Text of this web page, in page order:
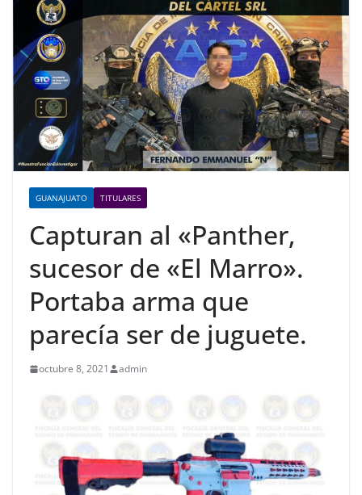
GUANAJUATO TITULARES
Capturan al «Panther,
sucesor de «El Marro».
Portaba arma que
parecía ser de juguete.
octubre 8, 2021 admin